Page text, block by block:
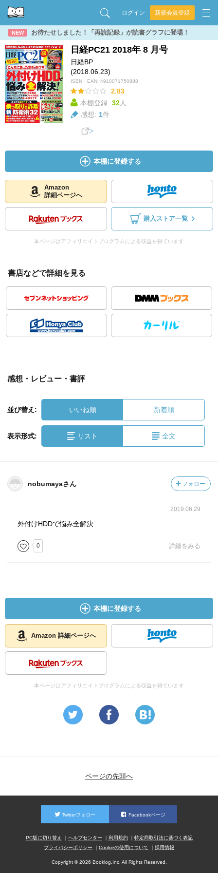
ログイン 新規会員登録
NEW お待たせしました！「再読記録」が読書グラフに登場！
日経PC21 2018年 8 月号
日経BP
(2018.06.23)
ISBN・EAN: 4910071750888
2.83
本棚登録: 32人
感想: 1件
本棚に登録する
Amazon
詳細ページへ
購入ストア一覧
本ページはアフィリエイトプログラムによる収益を得ています
書店などで詳細を見る
感想・レビュー・書評
並び替え: いいね順 新着順
表示形式: リスト 全文
nobumayaさん フォロー
2019.06.29
外付けHDDで悩み全解決
0 詳細をみる
本棚に登録する
Amazon 詳細ページへ
本ページはアフィリエイトプログラムによる収益を得ています
ページの先頭へ
Twitterフォロー Facebookページ
PC版に切り替え ヘルプセンター 利用規約
特定商取引法に基づく表記
プライバシーポリシー
Cookieの使用について 採用情報
Copyright © 2026 Booklog,Inc. All Rights Reserved.